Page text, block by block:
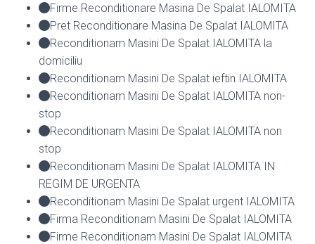
Firme Reconditionare Masina De Spalat IALOMITA
Pret Reconditionare Masina De Spalat IALOMITA
Reconditionam Masini De Spalat IALOMITA la
domiciliu
Reconditionam Masini De Spalat ieftin IALOMITA
Reconditionam Masini De Spalat IALOMITA non-
stop
Reconditionam Masini De Spalat IALOMITA non
stop
Reconditionam Masini De Spalat IALOMITA IN
REGIM DE URGENTA
Reconditionam Masini De Spalat urgent IALOMITA
Firma Reconditionam Masini De Spalat IALOMITA
Firme Reconditionam Masini De Spalat IALOMITA